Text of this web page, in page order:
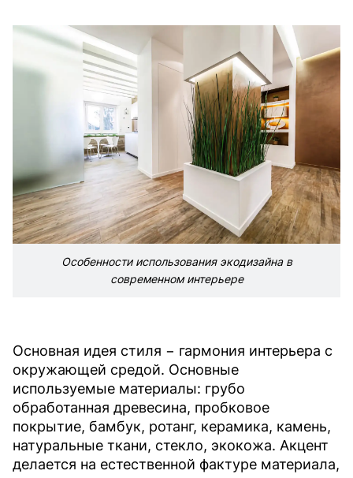
Особенности использования экодизайна в
современном интерьере
Основная идея стиля − гармония интерьера с
окружающей средой. Основные
используемые материалы: грубо
обработанная древесина, пробковое
покрытие, бамбук, ротанг, керамика, камень,
натуральные ткани, стекло, экокожа. Акцент
делается на естественной фактуре материала,